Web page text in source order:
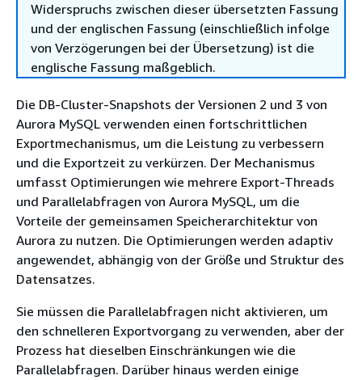
Widerspruchs zwischen dieser übersetzten Fassung
und der englischen Fassung (einschließlich infolge
von Verzögerungen bei der Übersetzung) ist die
englische Fassung maßgeblich.
Die DB-Cluster-Snapshots der Versionen 2 und 3 von
Aurora MySQL verwenden einen fortschrittlichen
Exportmechanismus, um die Leistung zu verbessern
und die Exportzeit zu verkürzen. Der Mechanismus
umfasst Optimierungen wie mehrere Export-Threads
und Parallelabfragen von Aurora MySQL, um die
Vorteile der gemeinsamen Speicherarchitektur von
Aurora zu nutzen. Die Optimierungen werden adaptiv
angewendet, abhängig von der Größe und Struktur des
Datensatzes.
Sie müssen die Parallelabfragen nicht aktivieren, um
den schnelleren Exportvorgang zu verwenden, aber der
Prozess hat dieselben Einschränkungen wie die
Parallelabfragen. Darüber hinaus werden einige